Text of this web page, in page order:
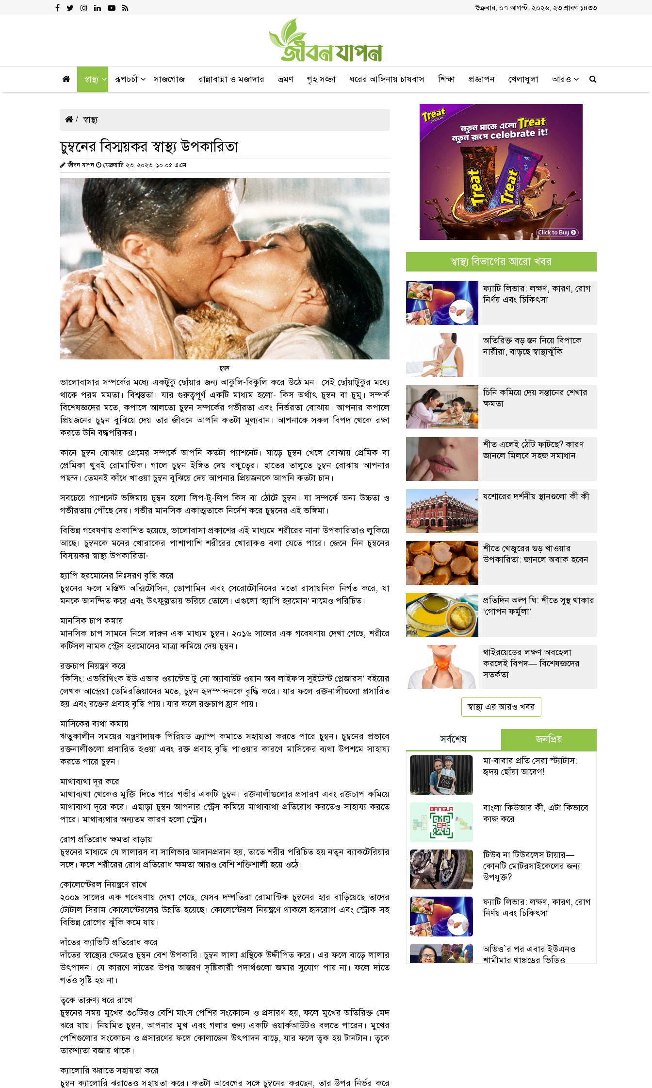
শুক্রবার, ০৭ আগস্ট, ২০২৬, ২৩ শ্রাবণ ১৪৩৩
স্বাস্থ্য রূপচর্চা সাজগোজ রান্নাবান্না ও মজাদার ভ্রমণ গৃহ সজ্জা ঘরের আঙ্গিনায় চাষবাস শিক্ষা প্রজ্ঞাপন খেলাধুলা আরও
স্বাস্থ্য
চুম্বনের বিস্ময়কর স্বাস্থ্য উপকারিতা
জীবন যাপন ফেব্রুয়ারি ২৩, ২০২৩, ১০:০৫ এএম
চুম্বন
ভালোবাসার সম্পর্কের মধ্যে একটুকু ছোঁয়ার জন্য আকুলি-বিকুলি করে উঠে মন। সেই ছোঁয়াটুকুর মধ্যে
থাকে পরম মমতা। বিশ্বস্ততা। যার গুরুত্বপূর্ণ একটি মাধ্যম হলো- কিস অর্থাৎ চুম্বন বা চুমু। সম্পর্ক
বিশেষজ্ঞদের মতে, কপালে আলতো চুম্বন সম্পর্কের গভীরতা এবং নির্ভরতা বোঝায়। আপনার কপালে
প্রিয়জনের চুম্বন বুঝিয়ে দেয় তার জীবনে আপনি কতটা মূল্যবান। আপনাকে সকল বিপদ থেকে রক্ষা
করতে উনি বদ্ধপরিকর।
কানে চুম্বন বোঝায় প্রেমের সম্পর্কে আপনি কতটা প্যাশনেট। ঘাড়ে চুম্বন খেলে বোঝায় প্রেমিক বা
প্রেমিকা খুবই রোমান্টিক। গালে চুম্বন ইঙ্গিত দেয় বন্ধুত্বের। হাতের তালুতে চুম্বন বোঝায় আপনার
পছন্দ। তেমনই কাঁধে খাওয়া চুম্বন বুঝিয়ে দেয় আপনার প্রিয়জনকে আপনি কতটা চান।
সবচেয়ে প্যাশনেট ভঙ্গিমায় চুম্বন হলো লিপ-টু-লিপ কিস বা ঠোঁটে চুম্বন। যা সম্পর্কে অন্য উচ্চতা ও
গভীরতায় পৌঁছে দেয়। গভীর মানসিক একাত্মতাকে নির্দেশ করে চুম্বনের এই ভঙ্গিমা।
বিভিন্ন গবেষণায় প্রকাশিত হয়েছে, ভালোবাসা প্রকাশের এই মাধ্যমে শরীরের নানা উপকারিতাও লুকিয়ে
আছে। চুম্বনকে মনের খোরাকের পাশাপাশি শরীরের খোরাকও বলা যেতে পারে। জেনে নিন চুম্বনের
বিস্ময়কর স্বাস্থ্য উপকারিতা-
হ্যাপি হরমোনের নিঃসরণ বৃদ্ধি করে
চুম্বনের ফলে মস্তিষ্ক অক্সিটোসিন, ডোপামিন এবং সেরোটোনিনের মতো রাসায়নিক নির্গত করে, যা
মনকে আনন্দিত করে এবং উৎফুল্লতায় ভরিয়ে তোলে। এগুলো ‘হ্যাপি হরমোন’ নামেও পরিচিত।
মানসিক চাপ কমায়
মানসিক চাপ সামনে নিলে দারুন এক মাধ্যম চুম্বন। ২০১৬ সালের এক গবেষণায় দেখা গেছে, শরীরে
কর্টিসল নামক স্ট্রেস হরমোনের মাত্রা কমিয়ে দেয় চুম্বন।
রক্তচাপ নিয়ন্ত্রণ করে
‘কিসিং: এভরিথিংক ইউ এভার ওয়ান্টেড টু নো অ্যাবাউট ওয়ান অব লাইফ‘স সুইটেস্ট প্লেজারস’ বইয়ের
লেখক আন্দ্রেয়া ডেমিরজিয়ানের মতে, চুম্বন হৃদস্পন্দনকে বৃদ্ধি করে। যার ফলে রক্তনালীগুলো প্রসারিত
হয় এবং রক্তের প্রবাহ বৃদ্ধি পায়। যার ফলে রক্তচাপ হ্রাস পায়।
মাসিকের ব্যথা কমায়
ঋতুকালীন সময়ের যন্ত্রণাদায়ক পিরিয়ড ক্র্যাম্প কমাতে সহায়তা করতে পারে চুম্বন। চুম্বনের প্রভাবে
রক্তনালীগুলো প্রসারিত হওয়া এবং রক্ত প্রবাহ বৃদ্ধি পাওয়ার কারণে মাসিকের ব্যথা উপশমে সাহায্য
করতে পারে চুম্বন।
মাথাব্যথা দূর করে
মাথাব্যথা থেকেও মুক্তি দিতে পারে গভীর একটি চুম্বন। রক্তনালীগুলোর প্রসারণ এবং রক্তচাপ কমিয়ে
মাথাব্যথা দূরে করে। এছাড়া চুম্বন আপনার স্ট্রেস কমিয়ে মাথাব্যথা প্রতিরোধ করতেও সাহায্য করতে
পারে। মাথাব্যথার অন্যতম কারণ হলো স্ট্রেস।
রোগ প্রতিরোধ ক্ষমতা বাড়ায়
চুম্বনের মাধ্যমে যে লালারস বা সালিভার আদানপ্রদান হয়, তাতে শরীর পরিচিত হয় নতুন ব্যাকটেরিয়ার
সঙ্গে। ফলে শরীরের রোগ প্রতিরোধ ক্ষমতা আরও বেশি শক্তিশালী হয়ে ওঠে।
কোলেস্টেরল নিয়ন্ত্রণে রাখে
২০০৯ সালের এক গবেষণায় দেখা গেছে, যেসব দম্পতিরা রোমান্টিক চুম্বনের হার বাড়িয়েছে তাদের
টোটাল সিরাম কোলেস্টেরলের উন্নতি হয়েছে। কোলেস্টেরল নিয়ন্ত্রণে থাকলে হৃদরোগ এবং স্ট্রোক সহ
বিভিন্ন রোগের ঝুঁকি কমে যায়।
দাঁতের ক্যাভিটি প্রতিরোধ করে
দাঁতের স্বাস্থ্যের ক্ষেত্রেও চুম্বন বেশ উপকারি। চুম্বন লালা গ্রন্থিকে উদ্দীপিত করে। এর ফলে বাড়ে লালার
উৎপাদন। যে কারণে দাঁতের উপর আস্তরণ সৃষ্টিকারী পদার্থগুলো জমার সুযোগ পায় না। ফলে দাঁতে
গর্তও সৃষ্টি হয় না।
ত্বকে তারুণ্য ধরে রাখে
চুম্বনের সময় মুখের ৩০টিরও বেশি মাংস পেশির সংকোচন ও প্রসারণ হয়, ফলে মুখের অতিরিক্ত মেদ
ঝরে যায়। নিয়মিত চুম্বন, আপনার মুখ এবং গলার জন্য একটি ওয়ার্কআউটও বলতে পারেন। মুখের
পেশিগুলোর সংকোচন ও প্রসারণের ফলে কোলাজেন উৎপাদন বাড়ে, যার ফলে ত্বক হয় টানটান। ত্বকে
তারুণ্যতা বজায় থাকে।
ক্যালোরি ঝরাতে সহায়তা করে
চুম্বন ক্যালোরি ঝরাতেও সহায়তা করে। কতটা আবেগের সঙ্গে চুম্বনের করছেন, তার উপর নির্ভর করে
স্বাস্থ্য বিভাগের আরো খবর
ফ্যাটি লিভার: লক্ষণ, কারণ, রোগ
নির্ণয় এবং চিকিৎসা
অতিরিক্ত বড় স্তন নিয়ে বিপাকে
নারীরা, বাড়ছে স্বাস্থ্যঝুঁকি
চিনি কমিয়ে দেয় সন্তানের শেখার
ক্ষমতা
শীত এলেই ঠোঁট ফাটছে? কারণ
জানলে মিলবে সহজ সমাধান
যশোরের দর্শনীয় স্থানগুলো কী কী
শীতে খেজুরের গুড় খাওয়ার
উপকারিতা: জানলে অবাক হবেন
প্রতিদিন অল্প ঘি: শীতে সুস্থ থাকার
‘গোপন ফর্মুলা’
থাইরয়েডের লক্ষণ অবহেলা
করলেই বিপদ— বিশেষজ্ঞদের
সতর্কতা
স্বাস্থ্য এর আরও খবর
সর্বশেষ জনপ্রিয়
মা-বাবার প্রতি সেরা স্ট্যাটাস:
হৃদয় ছোঁয়া আবেগ!
বাংলা কিউআর কী, এটা কিভাবে
কাজ করে
টিউব না টিউবলেস টায়ার—
কোনটি মোটরসাইকেলের জন্য
উপযুক্ত?
ফ্যাটি লিভার: লক্ষণ, কারণ, রোগ
নির্ণয় এবং চিকিৎসা
অডিও‍‍`র পর এবার ইউএনও
শামীমার থাপ্পড়ের ভিডিও